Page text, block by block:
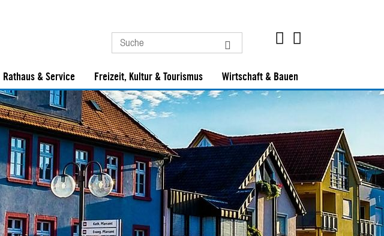
Rathaus & Service Freizeit, Kultur & Tourismus Wirtschaft & Bauen